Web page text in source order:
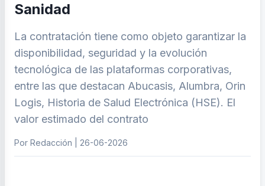
Sanidad
La contratación tiene como objeto garantizar la
disponibilidad, seguridad y la evolución
tecnológica de las plataformas corporativas,
entre las que destacan Abucasis, Alumbra, Orin
Logis, Historia de Salud Electrónica (HSE). El
valor estimado del contrato
Por Redacción | 26-06-2026